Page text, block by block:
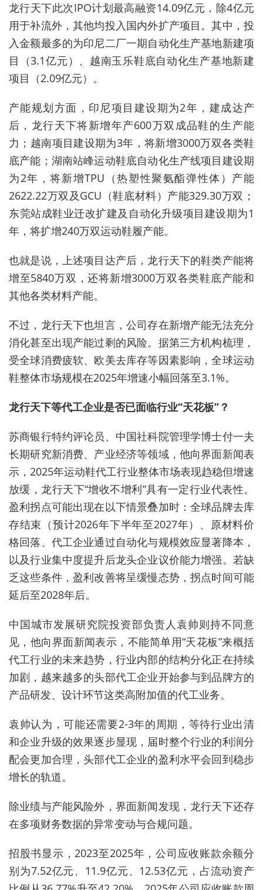
龙行天下此次IPO计划最高融资14.09亿元，除4亿元
用于补流外，其他均投入国内外扩产项目。其中，投
入金额最多的为印尼二厂一期自动化生产基地新建项
目（3.1亿元）、越南玉乐鞋底自动化生产基地新建
项目（2.09亿元）。
产能规划方面，印尼项目建设期为2年，建成达产
后，龙行天下将新增年产600万双成品鞋的生产能
力；越南项目建设期为3年，将新增3000万双各类鞋
底产能；湖南站峰运动鞋底自动化生产线项目建设期
为2年，将新增TPU（热塑性聚氨酯弹性体）产能
2622.22万双及GCU（鞋底材料）产能329.30万双；
东莞站成鞋业迁改扩建及自动化升级项目建设期为1
年，将扩增240万双运动鞋履产能。
也就是说，上述项目达产后，龙行天下的鞋类产能将
增至5840万双，还将新增3000万双各类鞋底产能和
其他各类材料产能。
不过，龙行天下也坦言，公司存在新增产能无法充分
消化甚至出现产能过剩的风险。据第三方机构梳理，
受全球消费疲软、欧美去库存等因素影响，全球运动
鞋整体市场规模在2025年增速小幅回落至3.1%。
龙行天下等代工企业是否已面临行业“天花板”？
苏商银行特约评论员、中国社科院管理学博士付一夫
长期研究新消费、产业经济等领域，他向界面新闻表
示，2025年运动鞋代工行业整体市场表现趋稳但增速
放缓，龙行天下“增收不增利”具有一定行业代表性。
盈利拐点可能出现在以下情景叠加时：全球品牌去库
存结束（预计2026年下半年至2027年）、原材料价
格回落、代工企业通过自动化与规模效应显著降本，
以及行业集中度提升后龙头企业议价能力增强。若缺
乏这些条件，盈利改善将呈缓慢态势，拐点时间可能
延后至2028年后。
中国城市发展研究院投资部负责人袁帅则持不同意
见，他向界面新闻表示，不能简单用“天花板”来概括
代工行业的未来趋势，行业内部的结构分化正在持续
加剧，越来越多的头部代工企业开始参与到品牌方的
产品研发、设计环节这类高附加值的代工业务。
袁帅认为，可能还需要2-3年的周期，等待行业出清
和企业升级的效果逐步显现，届时整个行业的利润分
配会更加合理，头部代工企业的盈利水平会回到稳步
增长的轨道。
除业绩与产能风险外，界面新闻发现，龙行天下还存
在多项财务数据的异常变动与合规问题。
招股书显示，2023至2025年，公司应收账款余额分
别为7.52亿元、11.9亿元、12.53亿元，占流动资产